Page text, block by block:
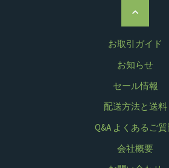
お取引ガイド
お知らせ
セール情報
配送方法と送料
Q&A よくあるご質
会社概要
ト
ッ
プ
に
る